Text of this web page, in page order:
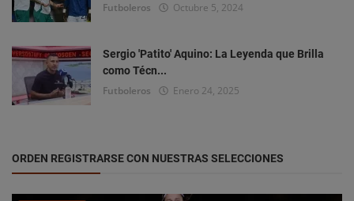
Futboleros Octubre 5, 2024
Sergio 'Patito' Aquino: La Leyenda que Brilla
como Técn...
Futboleros Enero 24, 2025
ORDEN REGISTRARSE CON NUESTRAS SELECCIONES